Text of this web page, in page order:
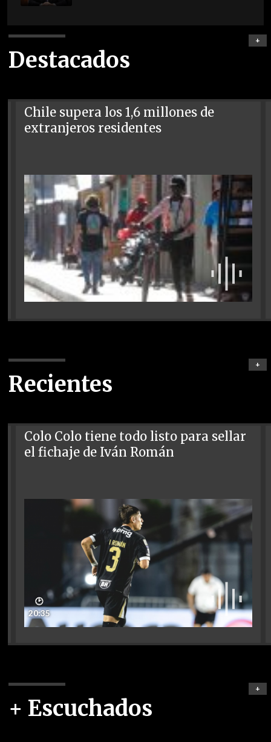
Destacados
+
Chile supera los 1,6 millones de
extranjeros residentes
Recientes
+
Colo Colo tiene todo listo para sellar
el fichaje de Iván Román
🕑
20:35
+ Escuchados
+